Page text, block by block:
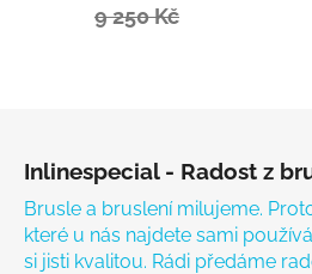
9 250 Kč
Inlinespecial - Radost z
Brusle a bruslení milujeme.
které u nás najdete sami
si jisti kvalitou. Rádi předáme